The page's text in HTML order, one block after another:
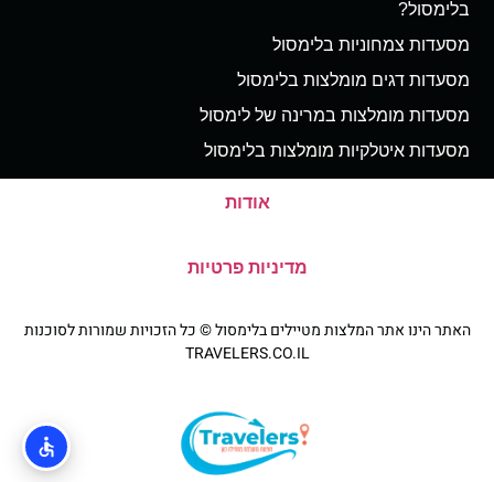
בלימסול?
מסעדות צמחוניות בלימסול
מסעדות דגים מומלצות בלימסול
מסעדות מומלצות במרינה של לימסול
מסעדות איטלקיות מומלצות בלימסול
אודות
מדיניות פרטיות
האתר הינו אתר המלצות מטיילים בלימסול © כל הזכויות שמורות לסוכנות
TRAVELERS.CO.IL